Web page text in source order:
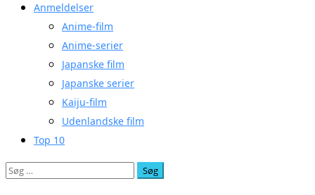
Anmeldelser
Anime-film
Anime-serier
Japanske film
Japanske serier
Kaiju-film
Udenlandske film
Top 10
Søg